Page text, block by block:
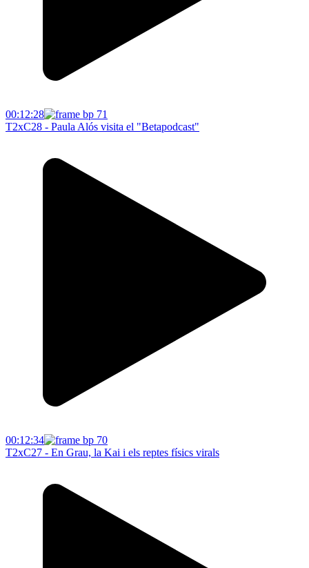
00:12:28
T2xC28 - Paula Alós visita el "Betapodcast"
00:12:34
T2xC27 - En Grau, la Kai i els reptes físics virals